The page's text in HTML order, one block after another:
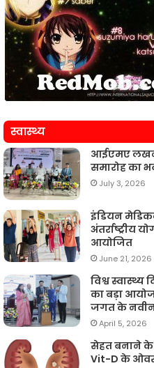
स्वास्थ्य
आईएमए
समारोह का
July 3, 2026
इंडियन
अंतर्राष्ट्रीय
आयोजित
June 21, 2026
विश्व
का बड़ा
जगत के
April 5, 2026
सेहत बनाने के
Vit-D के